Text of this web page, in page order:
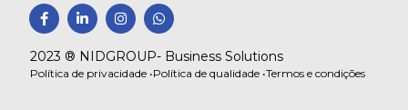
F
a
c
e
b
o
L
i
n
k
e
d
I
n
s
t
a
g
W
h
a
a
2023 ® NIDGROUP- Business Solutions
Política de privacidade •Política de qualidade •Termos e condições